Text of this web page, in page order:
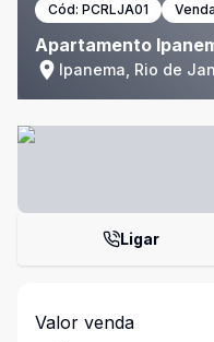
Cód: PCRLJA01 Venda
Apartamento
Ipanema, Rio de
Ligar
Valor venda